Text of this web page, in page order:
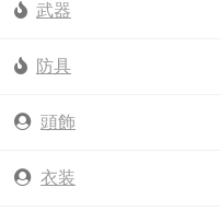
武器
防具
頭飾
衣装